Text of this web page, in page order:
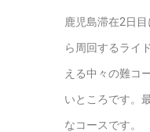
鹿児島滞在2日
ら周回するライ
える中々の難コ
いところです。
なコースです。